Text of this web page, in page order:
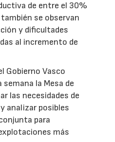
de entre el 30%
se observan
y dificultades
al incremento de
Gobierno Vasco
la Mesa de
las necesidades de
analizar posibles
para
más